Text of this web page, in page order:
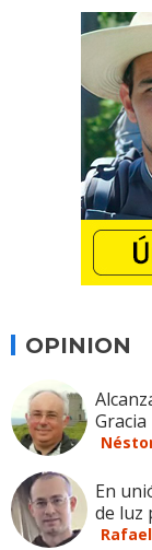
OPINION
Gracia
En
de luz